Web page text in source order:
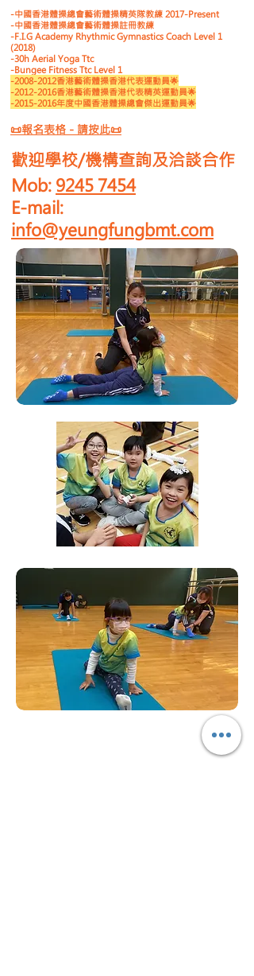
-中國香港體操總會藝術體操精英隊教練 2017-Present
-中國香港體操總會藝術體操註冊教練
-F.I.G Academy Rhythmic Gymnastics Coach Level 1
(2018)
-30h Aerial Yoga Ttc
-Bungee Fitness Ttc Level 1
-2008-2012香港藝術體操香港代表運動員🌟
-2012-2016香港藝術體操香港代表精英運動員🌟
-2015-2016年度中國香港體操總會傑出運動員🌟
📜報名表格 - 請按此📜
歡迎學校/機構查詢及洽談合作
Mob: 9245 7454
E-mail:
info@yeungfungbmt.com